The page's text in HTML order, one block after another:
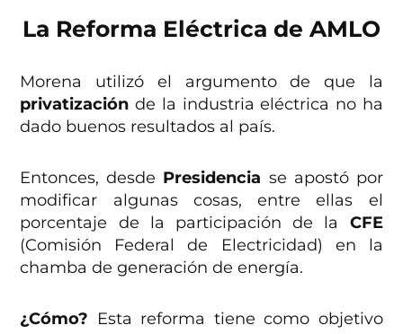
La Reforma Eléctrica de AMLO
Morena utilizó el argumento de que la
privatización de la industria eléctrica no ha
dado buenos resultados al país.
Entonces, desde Presidencia se apostó por
modificar algunas cosas, entre ellas el
porcentaje de la participación de la CFE
(Comisión Federal de Electricidad) en la
chamba de generación de energía.
¿Cómo? Esta reforma tiene como objetivo